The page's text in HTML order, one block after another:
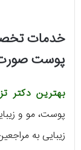
خدمات
پوست صورت
بهترین دکتر
پوست، مو و
زیبایی به